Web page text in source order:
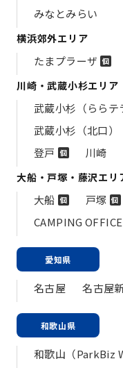
みなとみらい
横浜郊外エリア
たまプラーザ 個
川崎・武蔵小杉エリア
武蔵小杉（ららテ
武蔵小杉（北口）
登戸 個 川崎
大船・戸塚・藤沢エリ
大船 個 戸塚 個
CAMPING
愛知県
名古屋 名古屋
和歌山県
和歌山（ParkBiz